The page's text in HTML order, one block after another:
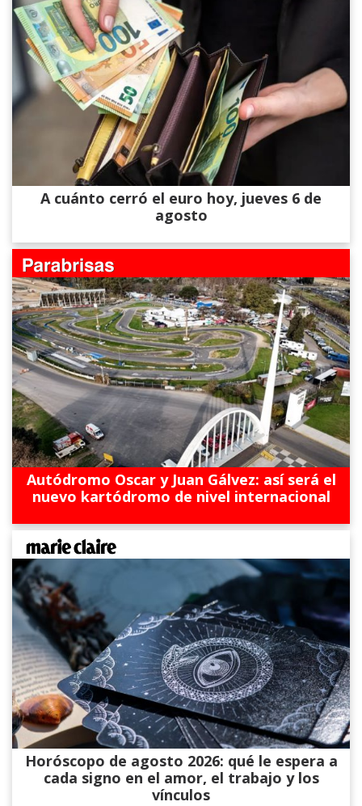
A cuánto cerró el euro hoy, jueves 6 de
agosto
Autódromo Oscar y Juan Gálvez: así será el
nuevo kartódromo de nivel internacional
Horóscopo de agosto 2026: qué le espera a
cada signo en el amor, el trabajo y los
vínculos